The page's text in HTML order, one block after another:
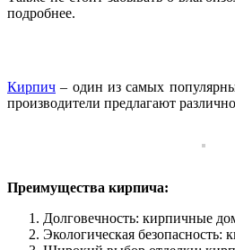
подробнее.
Кирпич – один из самых
производители предлагают
Преимущества кирпича:
Долговечность: кирпичные
Экологическая